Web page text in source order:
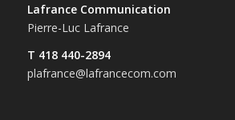
Lafrance Communication
Pierre-Luc Lafrance
T 418 440-2894
plafrance@lafrancecom.com